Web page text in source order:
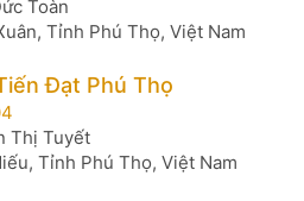
Toàn
Tỉnh Phú Thọ, Việt Nam
Đạt Phú Thọ
Thị Tuyết
Tỉnh Phú Thọ, Việt Nam